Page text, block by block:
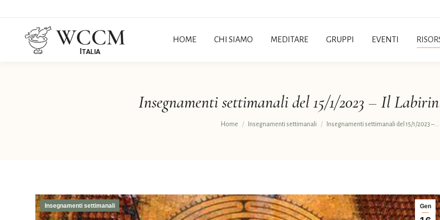
HOME CHI SIAMO MEDITARE GRUPPI EVENTI
Insegnamenti settimanali del 15/1/2023 – Il
Tu sei qui:
Home Insegnamenti settimanali Insegnamenti settimanali del 15/1/2023 –…
Gen
Insegnamenti settimanali